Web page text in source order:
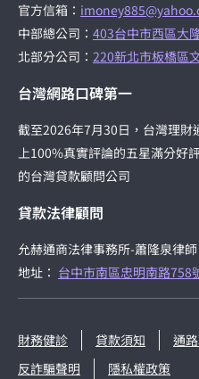
官方信箱：
中部總公司： 403台中市西區大
北部分公司： 220新北市板橋區
台灣網路口碑第一
截至2026年7月30日，台灣理
上100%真實評論的五星滿分好
的台灣貸款顧問公司
貸款法律顧問
允赫通商法律事務所-蕭隆泉律師
地址： 台中市南區忠明南路758
財務健診 貸款須知 通
反詐騙聲明
隱私權政策